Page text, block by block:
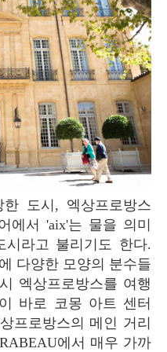
에서 'aix'는 물을 의미
라고 불리기도 한다.
다양한 모양의 분수들
엑상프로방스를 여행
바로 코몽 아트 센터
프로방스의 메인 거리
에서 매우 가까